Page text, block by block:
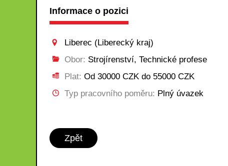
Informace o pozici
Liberec (Liberecký kraj)
Obor: Strojírenství, Technické profese
Plat: Od 30000 CZK do 55000 CZK
Typ pracovního poměru: Plný úvazek
Zpět